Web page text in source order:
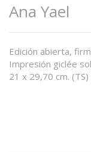
Ana Yael
Edición abierta,
Impresión giclée
21 x 29,70 cm. (TS)